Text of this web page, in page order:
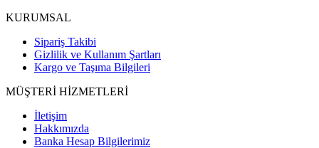
KURUMSAL
Sipariş Takibi
Gizlilik ve Kullanım Şartları
Kargo ve Taşıma Bilgileri
MÜŞTERİ HİZMETLERİ
İletişim
Hakkımızda
Banka Hesap Bilgilerimiz